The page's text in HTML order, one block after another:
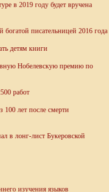
в 2019 году будет вручена
писательницей 2016 года
детям книги
Нобелевскую премию по
работ
100 лет после смерти
в лонг-лист Букеровской
изучения языков